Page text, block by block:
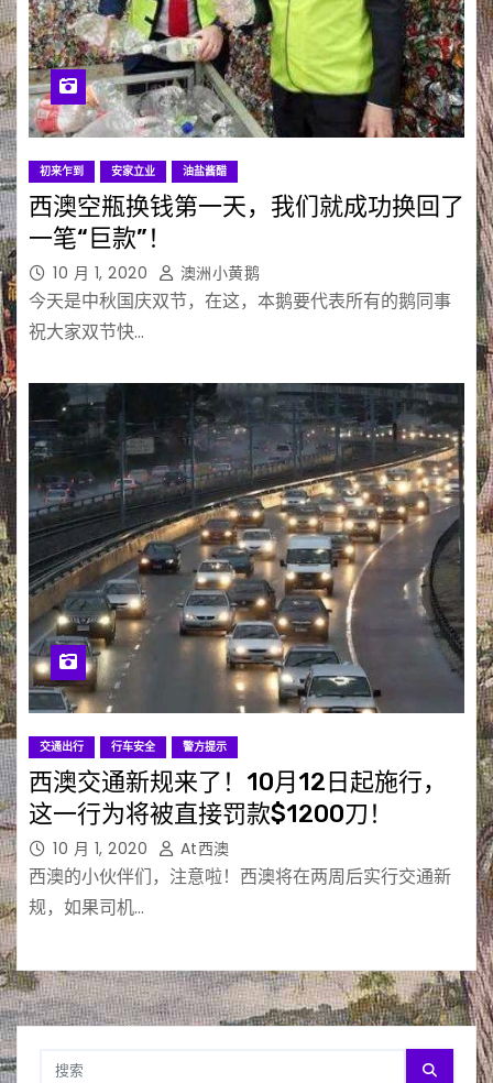
初来乍到 安家立业 油盐酱醋
西澳空瓶换钱第一天，我们就成功换回了
一笔“巨款”！
10 月 1, 2020 澳洲小黄鹅
今天是中秋国庆双节，在这，本鹅要代表所有的鹅同事
祝大家双节快…
交通出行 行车安全 警方提示
西澳交通新规来了！10月12日起施行，
这一行为将被直接罚款$1200刀！
10 月 1, 2020 At西澳
西澳的小伙伴们，注意啦！西澳将在两周后实行交通新
规，如果司机…